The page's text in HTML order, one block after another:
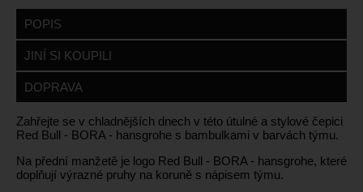
POPIS
JINÍ SI KOUPILI
DOPRAVA
Zahřejte se v chladnějších dnech v této útulné a stylové čepici
Red Bull - BORA - hansgrohe s bambulkami v barvách týmu.
Na přední manžetě je logo Red Bull - BORA - hansgrohe, které
doplňují výrazné pruhy na koruně s nápisem týmu.